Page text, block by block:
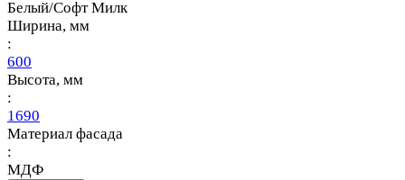
Белый/Софт Милк
Ширина, мм
:
600
Высота, мм
:
1690
Материал фасада
:
МДФ